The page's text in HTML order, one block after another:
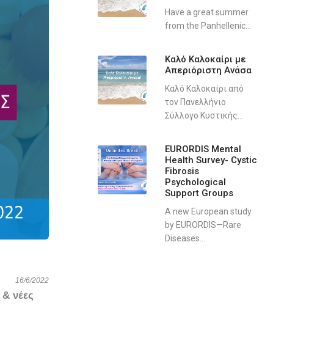
16/6/2022
& νέες
Have a great summer
from the Panhellenic...
Καλό Καλοκαίρι με
Απεριόριστη Ανάσα
Καλό Καλοκαίρι από
τον Πανελλήνιο
Σύλλογο Κυστικής...
EURORDIS Mental
Health Survey- Cystic
Fibrosis
Psychological
Support Groups
A new European study
by EURORDIS—Rare
Diseases...